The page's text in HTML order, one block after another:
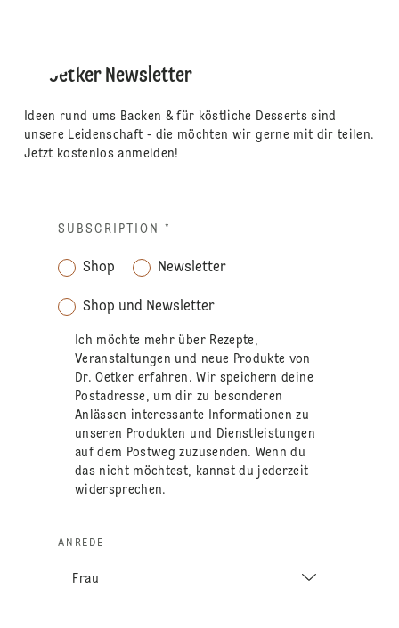
Dr. Oetker Newsletter
Ideen rund ums Backen & für köstliche Desserts sind
unsere Leidenschaft - die möchten wir gerne mit dir teilen.
Jetzt kostenlos anmelden!
SUBSCRIPTION *
Shop Newsletter
Shop und Newsletter
Ich möchte mehr über Rezepte,
Veranstaltungen und neue Produkte von
Dr. Oetker erfahren. Wir speichern deine
Postadresse, um dir zu besonderen
Anlässen interessante Informationen zu
unseren Produkten und Dienstleistungen
auf dem Postweg zuzusenden. Wenn du
das nicht möchtest, kannst du jederzeit
widersprechen.
ANREDE